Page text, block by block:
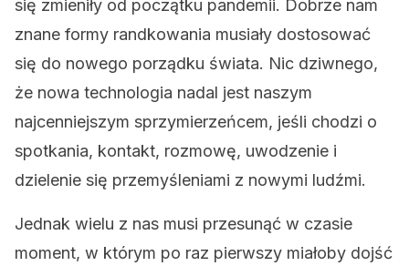
się zmieniły od początku pandemii. Dobrze nam
znane formy randkowania musiały dostosować
się do nowego porządku świata. Nic dziwnego,
że nowa technologia nadal jest naszym
najcenniejszym sprzymierzeńcem, jeśli chodzi o
spotkania, kontakt, rozmowę, uwodzenie i
dzielenie się przemyśleniami z nowymi ludźmi.
Jednak wielu z nas musi przesunąć w czasie
moment, w którym po raz pierwszy miałoby dojść